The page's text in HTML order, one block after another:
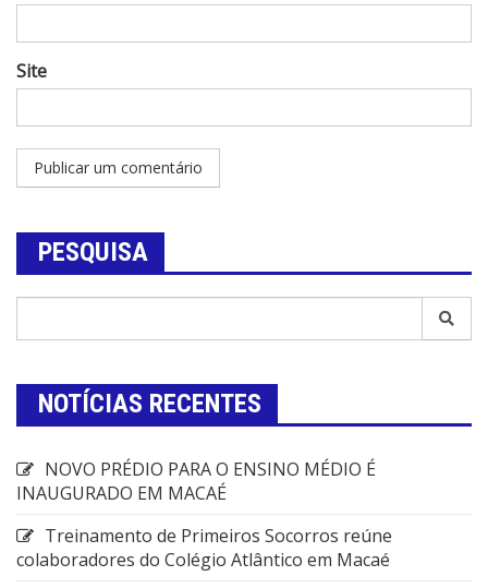
Site
PESQUISA
NOTÍCIAS RECENTES
NOVO PRÉDIO PARA O ENSINO MÉDIO É
INAUGURADO EM MACAÉ
Treinamento de Primeiros Socorros reúne
colaboradores do Colégio Atlântico em Macaé